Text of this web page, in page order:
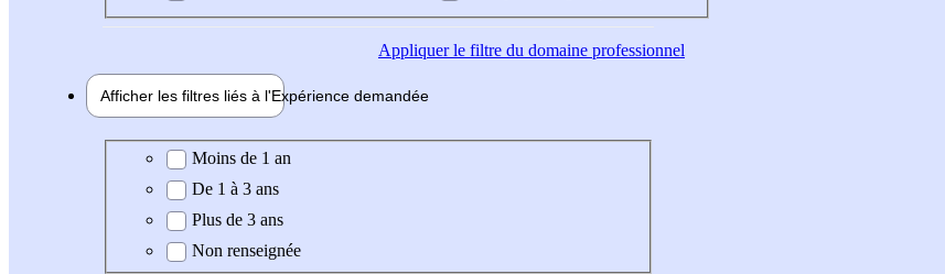
Appliquerle filtre du domaine professionnel
Afficher les filtres liés à l'Expérience demandée
Expérience demandée
Moins de 1 an
De 1 à 3 ans
Plus de 3 ans
Non renseignée